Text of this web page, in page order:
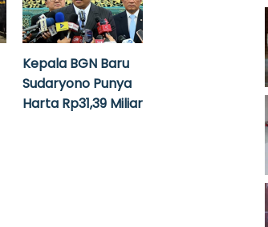
Kepala BGN Baru
Sudaryono Punya
Harta Rp31,39 Miliar